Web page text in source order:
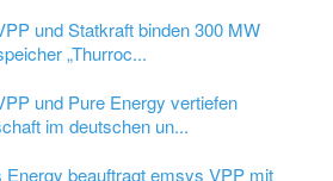
und Statkraft binden 300 MW
„Thurroc...
und Pure Energy vertiefen
im deutschen un...
Energy beauftragt emsys VPP mit